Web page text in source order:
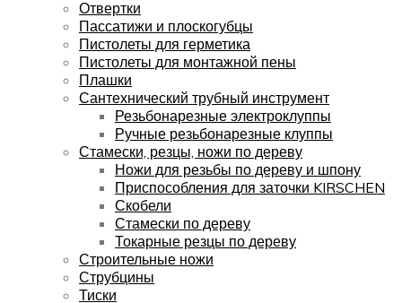
Отвертки
Пассатижи и плоскогубцы
Пистолеты для герметика
Пистолеты для монтажной пены
Плашки
Сантехнический трубный инструмент
Резьбонарезные электроклуппы
Ручные резьбонарезные клуппы
Стамески, резцы, ножи по дереву
Ножи для резьбы по дереву и шпону
Приспособления для заточки KIRSCHEN
Скобели
Стамески по дереву
Токарные резцы по дереву
Строительные ножи
Струбцины
Тиски